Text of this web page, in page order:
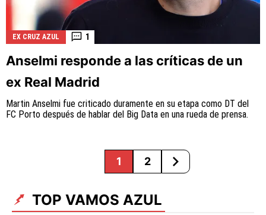
EX CRUZ AZUL 1
Anselmi responde a las críticas de un
ex Real Madrid
Martin Anselmi fue criticado duramente en su etapa como DT del
FC Porto después de hablar del Big Data en una rueda de prensa.
1 2
TOP VAMOS AZUL